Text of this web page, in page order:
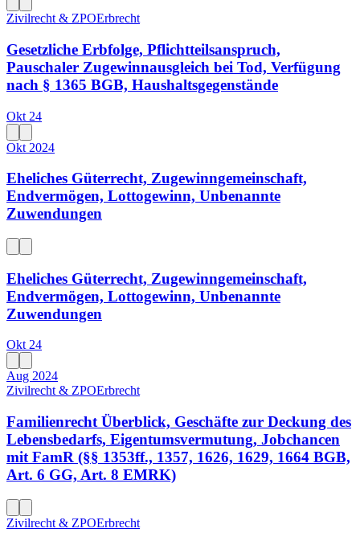
Zivilrecht & ZPOErbrecht
Gesetzliche Erbfolge, Pflichtteilsanspruch,
Pauschaler Zugewinnausgleich bei Tod, Verfügung
nach § 1365 BGB, Haushaltsgegenstände
Okt 24
Okt 2024
Eheliches Güterrecht, Zugewinngemeinschaft,
Endvermögen, Lottogewinn, Unbenannte
Zuwendungen
Eheliches Güterrecht, Zugewinngemeinschaft,
Endvermögen, Lottogewinn, Unbenannte
Zuwendungen
Okt 24
Aug 2024
Zivilrecht & ZPOErbrecht
Familienrecht Überblick, Geschäfte zur Deckung des
Lebensbedarfs, Eigentumsvermutung, Jobchancen
mit FamR (§§ 1353ff., 1357, 1626, 1629, 1664 BGB,
Art. 6 GG, Art. 8 EMRK)
Zivilrecht & ZPOErbrecht